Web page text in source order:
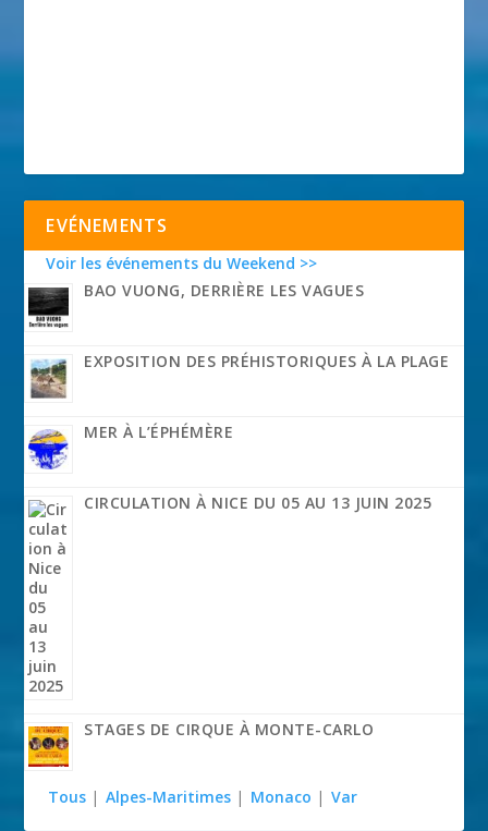
EVÉNEMENTS
Voir les événements du Weekend >>
BAO VUONG, DERRIÈRE LES VAGUES
EXPOSITION DES PRÉHISTORIQUES À LA PLAGE
MER À L’ÉPHÉMÈRE
CIRCULATION À NICE DU 05 AU 13 JUIN 2025
STAGES DE CIRQUE À MONTE-CARLO
Tous | Alpes-Maritimes | Monaco | Var